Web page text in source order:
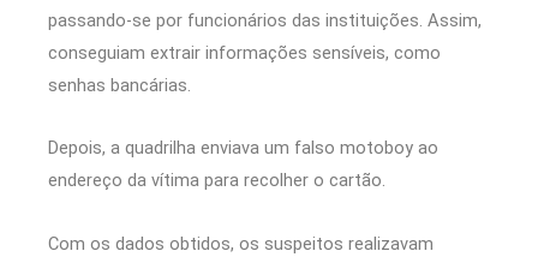
passando-se por funcionários das instituições. Assim,
conseguiam extrair informações sensíveis, como
senhas bancárias.
Depois, a quadrilha enviava um falso motoboy ao
endereço da vítima para recolher o cartão.
Com os dados obtidos, os suspeitos realizavam